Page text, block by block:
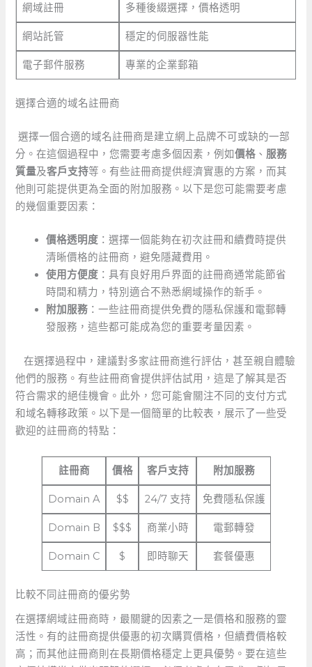
網域註冊 多種後綴選擇，價格透明
網站託管 穩定的伺服器性能
電子郵件服務 專業的企業郵箱
選擇合適的域名註冊商
⁣ 選擇一個合適的域名註冊商是建立網上品牌不可或缺的一部
分。在這個過程中，您需要考慮多個因素，例如價格 、 服務
質量及客戶支持等。有些註冊商提供經濟實惠的方案，而其
他則可能提供更為全面的附加服務。以下是您可能需要考慮
的幾個重要因素：
價格透明度 ：選擇一個能夠在初次註冊和續費時提供
清晰價格的註冊商，避免隱藏費用。
使用方便度 ：具有良好用戶界面的註冊商通常能節省
時間和精力，特別適合不熟悉網域操作的新手。
附加服務 ：一些註冊商提供免費的隱私保護和電郵轉
發服務，這些都可能成為您的重要考量因素。
‍ ⁢ ‌ ​在選擇過程中，建議對多家註冊商進行評估，甚至親自體驗
他們的服務。有些註冊商會提供評估試用，這是了解其是否
符合需求的絕佳機會。此外，您可能會關注不同的支付方式
和域名轉移政策。以下是一個簡單的比較表，展示了一些受
歡迎的註冊商的特點：
註冊商 價格 客戶支持 附加服務
Domain ⁢A $$ 24/7 支持 免費隱私保護
Domain B $$$ 商業小時 電郵轉發
Domain‌ C $ 即時聊天 套餐優惠
比較不同註冊商的優劣勢
在選擇網域註冊商時，最關鍵的因素之一是價格和服務的靈
活性。有的註冊商提供優惠的初次購買價格，但續費價格較
高；而其他註冊商則在長期價格穩定上更具優勢。要在這些